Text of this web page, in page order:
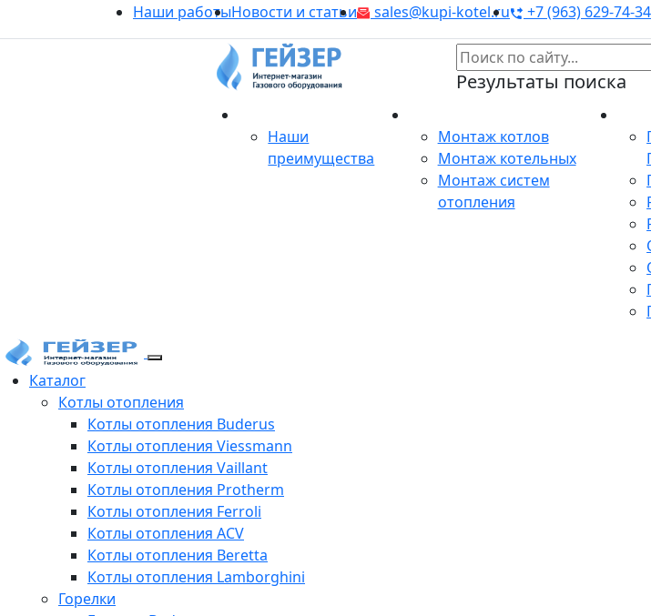
Наши работыНовости и статьи sales@kupi-kotel.ru +7 (963) 629-74-34
Результаты поиска
Наши
преимущества
Монтаж котлов
Монтаж котельных
Монтаж систем
отопления
Каталог
Котлы отопления
Котлы отопления Buderus
Котлы отопления Viessmann
Котлы отопления Vaillant
Котлы отопления Protherm
Котлы отопления Ferroli
Котлы отопления ACV
Котлы отопления Beretta
Котлы отопления Lamborghini
Горелки